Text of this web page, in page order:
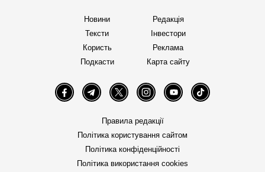
Новини
Тексти
Користь
Подкасти
Редакція
Інвестори
Реклама
Карта сайту
FacebookTelegramTwitter InstagramYouTube TikTok
Правила редакції
Політика користування сайтом
Політика конфіденційності
Політика використання cookies